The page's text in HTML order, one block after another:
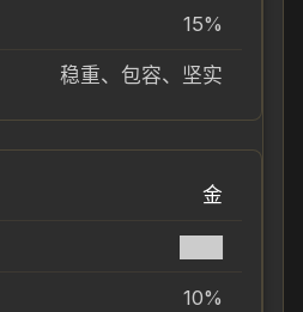
15%
稳重、包容、坚实
金
10%